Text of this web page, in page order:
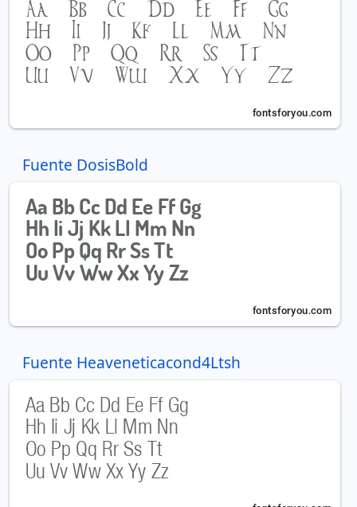
Fuente DosisBold
Fuente Heaveneticacond4Ltsh